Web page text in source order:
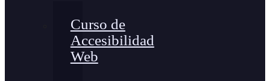
Curso de
Accesibilidad
Web